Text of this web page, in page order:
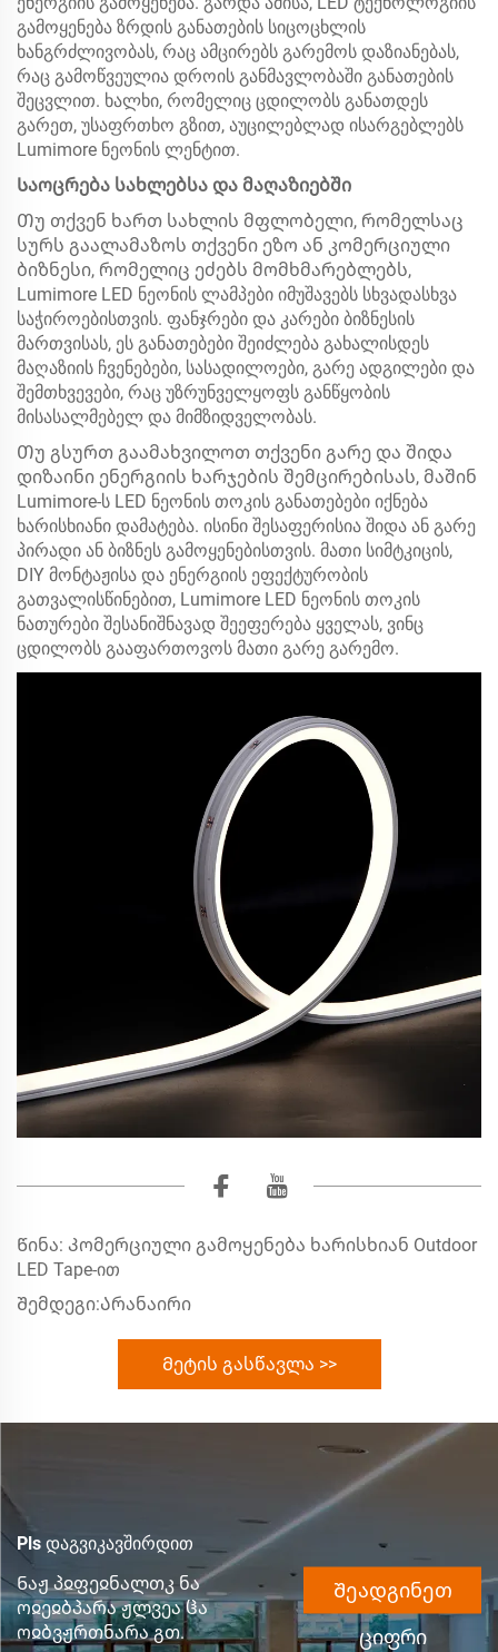
გამოყენება ზრდის განათების სიცოცხლის
ხანგრძლივობას, რაც ამცირებს გარემოს დაზიანებას,
რაც გამოწვეულია დროის განმავლობაში განათების
შეცვლით. ხალხი, რომელიც ცდილობს განათდეს
გარეთ, უსაფრთხო გზით, აუცილებლად ისარგებლებს
Lumimore ნეონის ლენტით.
Საოცრება სახლებსა და მაღაზიებში
Თუ თქვენ ხართ სახლის მფლობელი, რომელსაც
სურს გაალამაზოს თქვენი ეზო ან კომერციული
ბიზნესი, რომელიც ეძებს მომხმარებლებს,
Lumimore LED ნეონის ლამპები იმუშავებს სხვადასხვა
საჭიროებისთვის. ფანჯრები და კარები ბიზნესის
მართვისას, ეს განათებები შეიძლება გახალისდეს
მაღაზიის ჩვენებები, სასადილოები, გარე ადგილები და
შემთხვევები, რაც უზრუნველყოფს განწყობის
მისასალმებელ და მიმზიდველობას.
Თუ გსურთ გაამახვილოთ თქვენი გარე და შიდა
დიზაინი ენერგიის ხარჯების შემცირებისას, მაშინ
Lumimore-ს LED ნეონის თოკის განათებები იქნება
ხარისხიანი დამატება. ისინი შესაფერისია შიდა ან გარე
პირადი ან ბიზნეს გამოყენებისთვის. მათი სიმტკიცის,
DIY მონტაჟისა და ენერგიის ეფექტურობის
გათვალისწინებით, Lumimore LED ნეონის თოკის
ნათურები შესანიშნავად შეეფერება ყველას, ვინც
ცდილობს გააფართოვოს მათი გარე გარემო.
Წინა: Კომერციული გამოყენება ხარისხიან Outdoor
LED Tape-ით
Შემდეგი:Არანაირი
Მეტის გასწავლა >>
Pls დაგვიკავშირდით
Ნაჟ პჲფეჲნალთკ ნა
ოჲეჲბპარა ჟლვეა ჱა
ოჲბვჟრთნარა გთ.
Შეადგინეთ
ციფრი